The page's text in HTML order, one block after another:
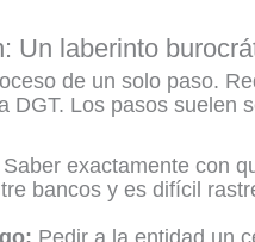
Un laberinto
de un solo paso.
DGT. Los pasos suelen
Saber exactamente con
bancos y es difícil